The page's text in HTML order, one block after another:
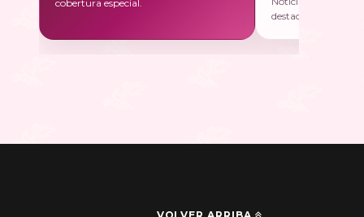
cobertura especial.
destacadas.